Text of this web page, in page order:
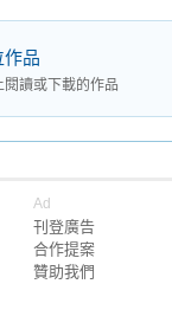
作品
閱讀或下載的作品
Ad
刊登廣告
合作提案
贊助我們